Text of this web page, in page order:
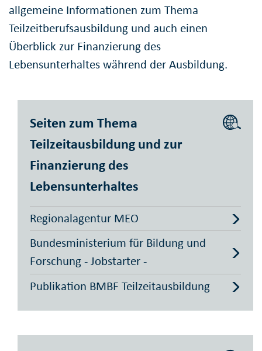
allgemeine Informationen zum Thema
Teilzeitberufsausbildung und auch einen
Überblick zur Finanzierung des
Lebensunterhaltes während der Ausbildung.
Seiten zum Thema
Teilzeitausbildung und zur
Finanzierung des
Lebensunterhaltes
Regionalagentur MEO
Bundesministerium für Bildung und
Forschung - Jobstarter -
Publikation BMBF Teilzeitausbildung